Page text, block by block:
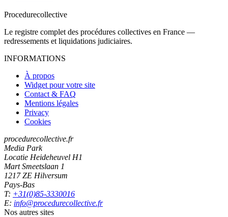
Procedurecollective
Le registre complet des procédures collectives en France —
redressements et liquidations judiciaires.
INFORMATIONS
À propos
Widget pour votre site
Contact & FAQ
Mentions légales
Privacy
Cookies
procedurecollective.fr
Media Park
Locatie Heideheuvel H1
Mart Smeetslaan 1
1217 ZE Hilversum
Pays-Bas
T: +31(0)85-3330016
E: info@procedurecollective.fr
Nos autres sites